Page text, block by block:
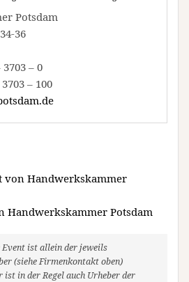
Potsdam
36
– 0
– 100
von Handwerkskammer
Handwerkskammer Potsdam
Event ist allein der jeweils
(siehe Firmenkontakt oben)
in der Regel auch Urheber der